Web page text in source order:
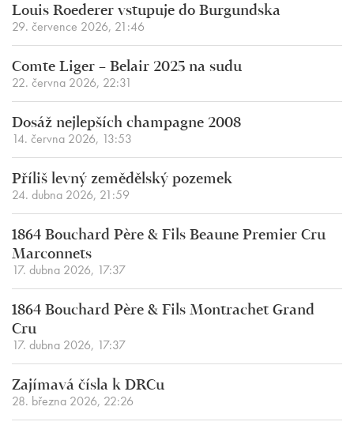
Louis Roederer vstupuje do Burgundska
29. července 2026, 21:46
Comte Liger – Belair 2025 na sudu
22. června 2026, 22:31
Dosáž nejlepších champagne 2008
14. června 2026, 13:53
Příliš levný zemědělský pozemek
24. dubna 2026, 21:59
1864 Bouchard Père & Fils Beaune Premier Cru
Marconnets
17. dubna 2026, 17:37
1864 Bouchard Père & Fils Montrachet Grand
Cru
17. dubna 2026, 17:37
Zajímavá čísla k DRCu
28. března 2026, 22:26